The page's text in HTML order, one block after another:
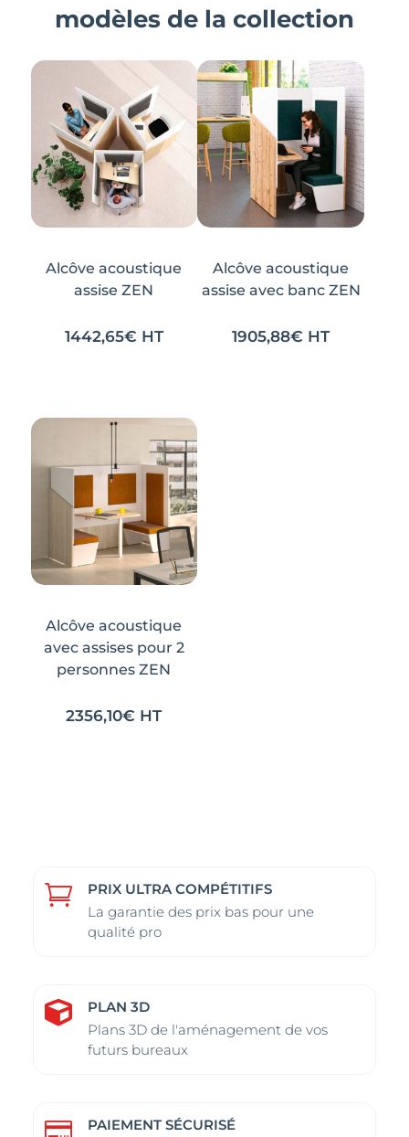
modèles de la collection
Alcôve acoustique
assise ZEN
1442,65€ HT
Alcôve acoustique
assise avec banc ZEN
1905,88€ HT
Alcôve acoustique
avec assises pour 2
personnes ZEN
2356,10€ HT

PRIX ULTRA COMPÉTITIFS
La garantie des prix bas pour une
qualité pro

PLAN 3D
Plans 3D de l'aménagement de vos
futurs bureaux
 PAIEMENT SÉCURISÉ